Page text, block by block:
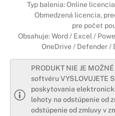
Typ balenia: Online
Obmedzená licencia,
pre počet
Obsahuje: Word / Excel /
OneDrive / Defender /
PRODUKT NIE JE
softvéru VYSLOVUJETE
poskytovania
lehoty na odstúpenie od
odstúpenie od zmluvy v